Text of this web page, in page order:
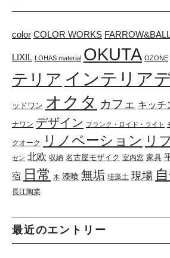
color COLOR WORKS
LIXIL LOHAS material OKUTA OZONE
テリア インテリア
ッドワン オクタ カフェ キッチ
ナワン デザイン フランク・ロイド・ライト
クオーク リノベーション リ
セン 北欧 収納 名古屋モザイク 室内窓 家具
宿 日常 木 漆喰 無垢 珪藻土 現場
長江陶業
最近のエントリー